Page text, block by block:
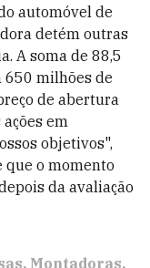
automóvel de
detém outras
A soma de 88,5
650 milhões de
de abertura
em
objetivos",
que o momento
da avaliação
Montadoras